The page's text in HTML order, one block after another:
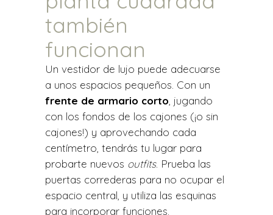
también
funcionan
Un vestidor de lujo puede adecuarse
a unos espacios pequeños. Con un
frente de armario corto , jugando
con los fondos de los cajones (¡o sin
cajones!) y aprovechando cada
centímetro, tendrás tu lugar para
probarte nuevos outfits. Prueba las
puertas correderas para no ocupar el
espacio central, y utiliza las esquinas
para incorporar funciones.